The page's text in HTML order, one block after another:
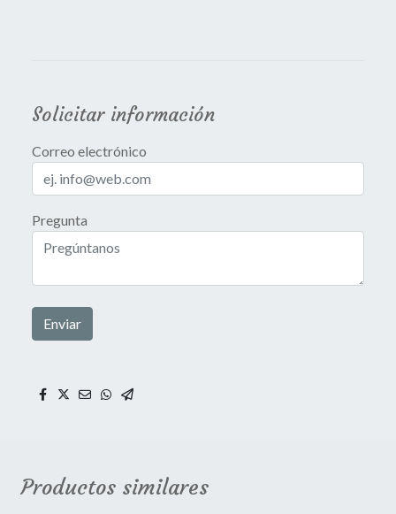
Solicitar información
Correo electrónico
Pregunta
Enviar
Productos similares